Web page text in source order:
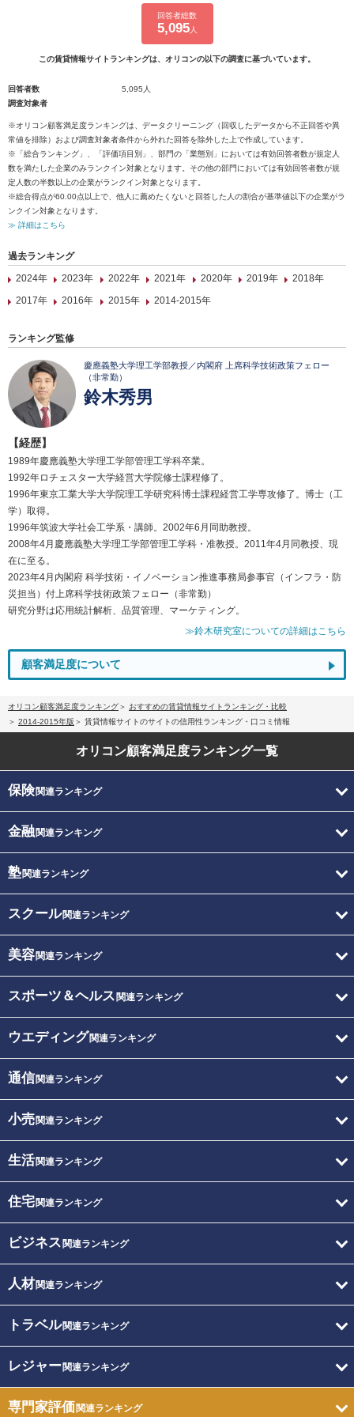
回答者総数
5,095人
この賃貸情報サイトランキングは、オリコンの以下の調査に基づいています。
回答者数
5,095人
調査対象者
※オリコン顧客満足度ランキングは、データクリーニング（回収したデータから不正回答や異
常値を排除）および調査対象者条件から外れた回答を除外した上で作成しています。
※「総合ランキング」、「評価項目別」、部門の「業態別」においては有効回答者数が規定人
数を満たした企業のみランクイン対象となります。その他の部門においては有効回答者数が規
定人数の半数以上の企業がランクイン対象となります。
※総合得点が60.00点以上で、他人に薦めたくないと回答した人の割合が基準値以下の企業がラ
ンクイン対象となります。
≫ 詳細はこちら
過去ランキング
2024年
2023年 2022年 2021年 2020年 2019年
2018年
2017年
2016年 2015年 2014-2015年
ランキング監修
慶應義塾大学理工学部教授／内閣府 上席科学技術政策フェロー
（非常勤）
鈴木秀男
【経歴】
1989年慶應義塾大学理工学部管理工学科卒業。
1992年ロチェスター大学経営大学院修士課程修了。
1996年東京工業大学大学院理工学研究科博士課程経営工学専攻修了。博士（工
学）取得。
1996年筑波大学社会工学系・講師。2002年6月同助教授。
2008年4月慶應義塾大学理工学部管理工学科・准教授。2011年4月同教授、現
在に至る。
2023年4月内閣府 科学技術・イノベーション推進事務局参事官（インフラ・防
災担当）付上席科学技術政策フェロー（非常勤）
研究分野は応用統計解析、品質管理、マーケティング。
≫鈴木研究室についての詳細はこちら
顧客満足度について
オリコン顧客満足度ランキング
おすすめの賃貸情報サイトランキング・比較
2014-2015年版
賃貸情報サイトのサイトの信用性ランキング・口コミ情報
オリコン顧客満足度ランキング一覧
保険関連ランキング
金融関連ランキング
塾関連ランキング
スクール関連ランキング
美容関連ランキング
スポーツ＆ヘルス 関連ランキング
ウエディング関連ランキング
通信関連ランキング
小売関連ランキング
生活関連ランキング
住宅関連ランキング
ビジネス 関連ランキング
人材関連ランキング
トラベル関連ランキング
レジャー関連ランキング
専門家評価関連ランキング